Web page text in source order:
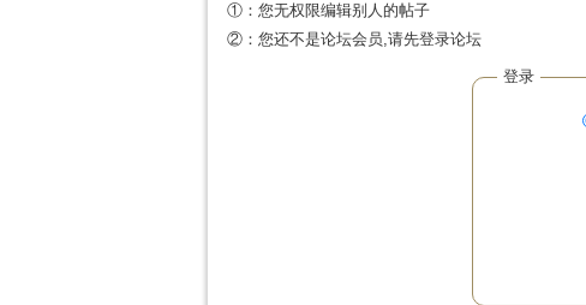
①：您无权限编辑别人的帖子
②：您还不是论坛会员,请先登录论坛
登录